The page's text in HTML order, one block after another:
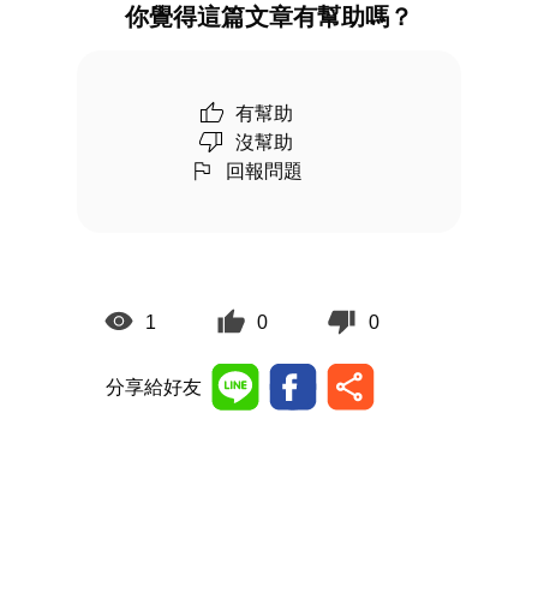
你覺得這篇文章有幫助嗎？
有幫助
沒幫助
回報問題
1 0 0
分享給好友